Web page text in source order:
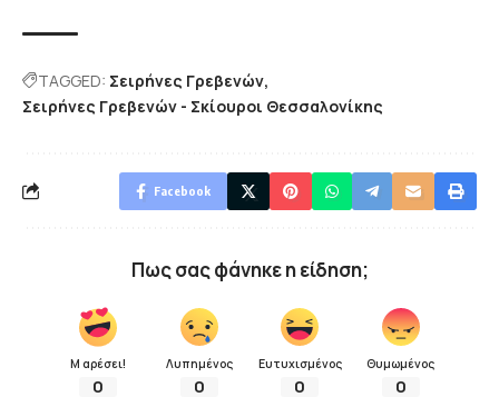
TAGGED: Σειρήνες Γρεβενών
Σειρήνες Γρεβενών - Σκίουροι Θεσσαλονίκης
Facebook
Πως σας φάνηκε η είδηση;
Μ αρέσει!
0
Λυπημένος
0
Ευτυχισμένος
0
Θυμωμένος
0